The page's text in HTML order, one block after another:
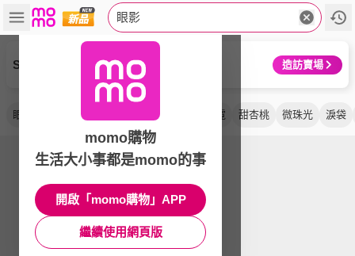
眼影
SHISEIDO 資生堂國際櫃 造訪賣場
眼彩盤 ferme 甜霓 甜杏桃 微珠光 淚袋
momo購物
生活大小事都是momo的事
開啟「momo購物」APP
繼續使用網頁版